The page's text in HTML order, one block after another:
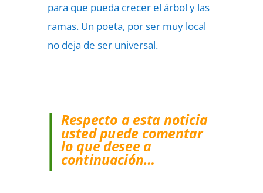
para que pueda crecer el árbol y las
ramas. Un poeta, por ser muy local
no deja de ser universal.
Respecto a esta noticia
usted puede comentar
lo que desee a
continuación…